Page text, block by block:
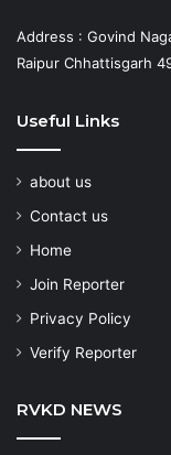
Address : Govind
Raipur Chhattisgarh
Useful Links
about us
Contact us
Home
Join Reporter
Privacy Policy
Verify Reporter
RVKD NEWS